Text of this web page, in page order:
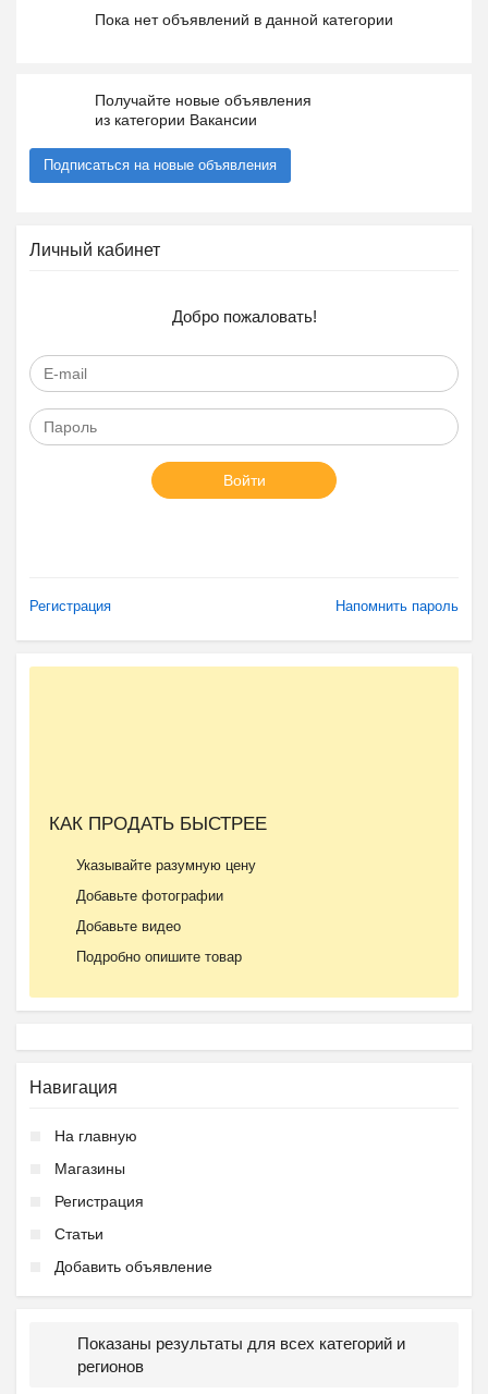
Пока нет объявлений в данной категории
Получайте новые объявления
из категории Вакансии
Подписаться на новые объявления
Личный кабинет
Добро пожаловать!
Войти
Регистрация Напомнить пароль
КАК ПРОДАТЬ БЫСТРЕЕ
Указывайте разумную цену
Добавьте фотографии
Добавьте видео
Подробно опишите товар
Навигация
На главную
Магазины
Регистрация
Статьи
Добавить объявление
Показаны результаты для всех категорий и
регионов